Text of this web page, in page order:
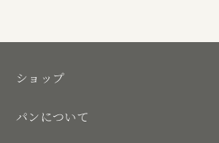
ショップ
パンについて